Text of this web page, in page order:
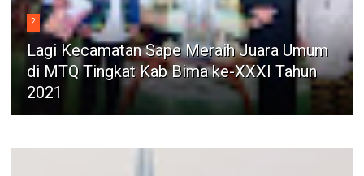
2
Lagi Kecamatan Sape Meraih Juara Umum
di MTQ Tingkat Kab Bima ke-XXXI Tahun
2021